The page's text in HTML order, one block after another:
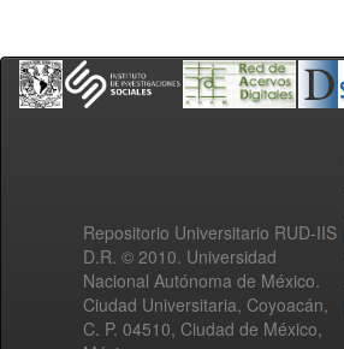
Repositorio Universitario RUD-IIS
D.R. © 2010. Universidad
Nacional Autónoma de México.
Ciudad Universitaria, Coyoacán,
C. P. 04510, Ciudad de México,